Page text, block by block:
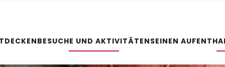
BESUCHE UND AKTIVITÄTENSEINEN